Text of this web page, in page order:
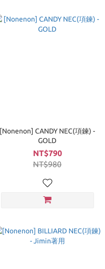
[Nonenon] CANDY NEC(項鍊) -
GOLD
NT$790
NT$980